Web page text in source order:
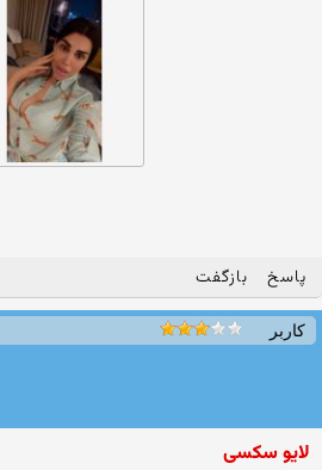
پاسخ بازگفت
کاربر
لایو سکسی